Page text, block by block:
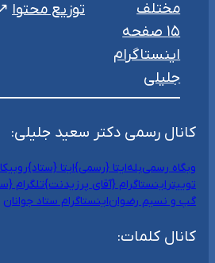
مختلف
۱۵ صفحه
اینستاگرام
جلیلی
توزیع محتوا
کانال رسمی دکتر سعید جلیلی:
وبگاه رسمیبلهایتا {رسمی}ایتا {ستاد}روبیکا
توییتراینستاگرام {آقای پرزیدنت}تلگرام
گپ و نسیم رضواناینستاگرام ستاد جوانان
کانال کلمات: